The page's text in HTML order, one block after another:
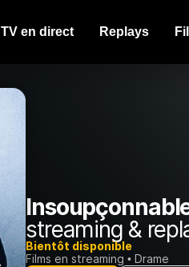
TV en direct Replays
streaming &
Bientôt disponible
Films en streaming
Drame